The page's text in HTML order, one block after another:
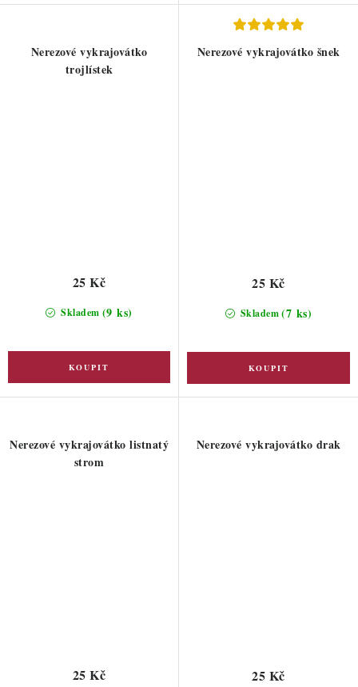
Nerezové vykrajovátko
trojlístek
Skladem (9 ks)
25 Kč
Nerezové vykrajovátko šnek
Skladem(7 ks)
25 Kč
Nerezové vykrajovátko listnatý
strom
25 Kč
Nerezové vykrajovátko drak
25 Kč